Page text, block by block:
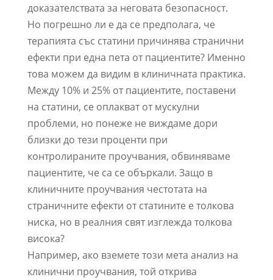
доказателствата за неговата безопасност.
Но погрешно ли е да се предполага, че
терапията със статини причинява странични
ефекти при една пета от пациентите? Именно
това можем да видим в клиничната практика.
Между 10% и 25% от пациентите, поставени
на статини, се оплакват от мускулни
проблеми, но понеже не виждаме дори
близки до тези проценти при
контролираните проучвания, обвиняваме
пациентите, че са се объркали. Защо в
клиничните проучвания честотата на
страничните ефекти от статините е толкова
ниска, но в реалния свят изглежда толкова
висока?
Например, ако вземете този мета анализ на
клинични проучвания, той открива